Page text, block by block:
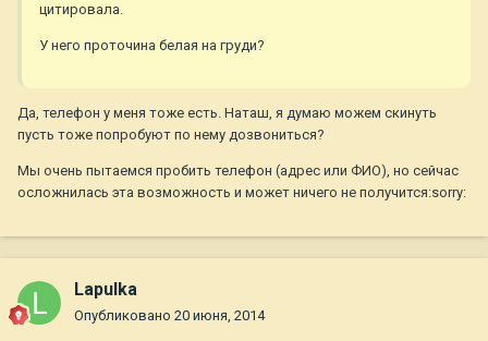
цитировала.
У него проточина белая на груди?
Да, телефон у меня тоже есть. Наташ, я думаю можем скинуть
пусть тоже попробуют по нему дозвониться?
Мы очень пытаемся пробить телефон (адрес или ФИО), но сейчас
осложнилась эта возможность и может ничего не получится:sorry:
Lapulka
Опубликовано 20 июня, 2014